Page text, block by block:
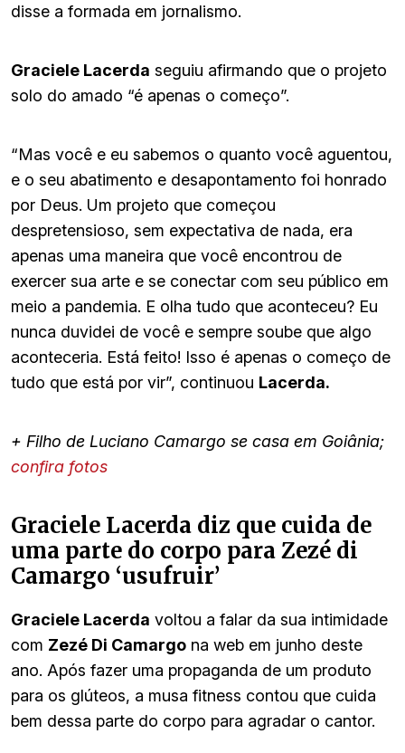
disse a formada em jornalismo.
Graciele Lacerda seguiu afirmando que o projeto
solo do amado “é apenas o começo”.
“Mas você e eu sabemos o quanto você aguentou,
e o seu abatimento e desapontamento foi honrado
por Deus. Um projeto que começou
despretensioso, sem expectativa de nada, era
apenas uma maneira que você encontrou de
exercer sua arte e se conectar com seu público em
meio a pandemia. E olha tudo que aconteceu? Eu
nunca duvidei de você e sempre soube que algo
aconteceria. Está feito! Isso é apenas o começo de
tudo que está por vir”, continuou Lacerda.
+ Filho de Luciano Camargo se casa em Goiânia;
confira fotos
Graciele Lacerda diz que cuida de
uma parte do corpo para Zezé di
Camargo ‘usufruir’
Graciele Lacerda voltou a falar da sua intimidade
com Zezé Di Camargo na web em junho deste
ano. Após fazer uma propaganda de um produto
para os glúteos, a musa fitness contou que cuida
bem dessa parte do corpo para agradar o cantor.